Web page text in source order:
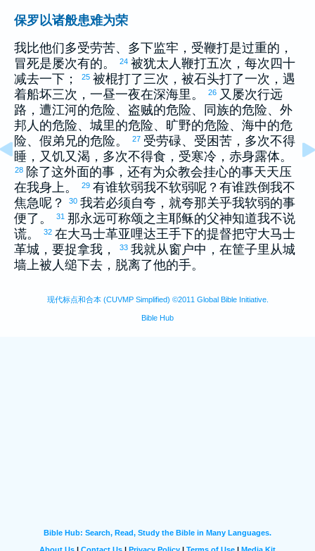
保罗以诸般患难为荣
我比他们多受劳苦、多下监牢，受鞭打是过重的，
冒死是屡次有的。
24 被犹太 人鞭打五次，每次四十
减去一下；
25 被棍打了三次，被石头打了一次，遇
着船坏三次，一昼一夜在深海里。
26 又屡次行远
路，遭江河的危险、盗贼的危险、同族的危险、外
邦人的危险、城里的危险、旷野的危险、海中的危
险、假弟兄的危险。
27 受劳碌、受困苦，多次不得
睡，又饥又渴，多次不得食，受寒冷，赤身露体。
28 除了这外面的事，还有为众教会挂心的事天天压
在我身上。
29 有谁软弱我不软弱呢？有谁跌倒我不
焦急呢？
30 我若必须自夸，就夸那关乎我软弱的事
便了。
31 那永远可称颂之主耶稣的父神知道我不说
谎。
32 在大马士革亚哩达王手下的提督把守大马士
革城，要捉拿我， 33 我就从窗户中，在筐子里从城
墙上被人缒下去，脱离了他的手。
现代标点和合本 (CUVMP Simplified) ©2011 Global Bible Initiative.
Bible Hub